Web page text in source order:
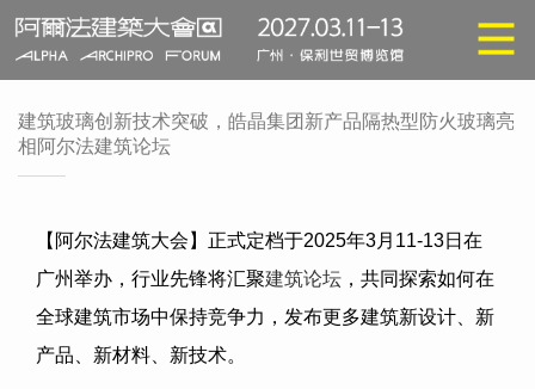
建筑玻璃创新技术突破，皓晶集团新产品隔热型防火玻璃亮
相阿尔法建筑论坛
【阿尔法建筑大会】正式定档于2025年3月 11-13日在
广州举办，行业先锋将汇聚建筑论坛 ，共同探索如何在
全球建筑市场中保持竞争力，发布更多建筑新设计、新
产品、新材料、新技术。